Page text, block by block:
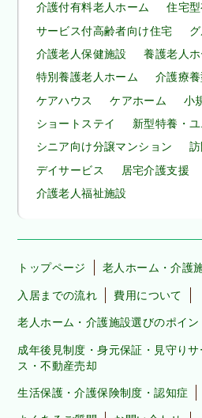
介護付有料老人ホーム
住宅
サービス付高齢者向け住宅
介護老人保健施設
養護老人
特別養護老人ホーム
介護療
ケアハウス
ケアホーム
小
ショートステイ
新型特養・
シニア向け分譲マンション
デイサービス
居宅介護支援
介護老人福祉施設
トップページ 老人ホーム・介護
入居までの流れ 費用について
老人ホーム・介護施設選びのポイン
成年後見制度・身元保証・見守り
ス・不動産売却
生活保護・介護保険制度・認知症